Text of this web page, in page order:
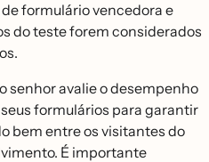
formulário vencedora e
do teste forem considerados
senhor avalie o desempenho
formulários para garantir
bem entre os visitantes do
É importante